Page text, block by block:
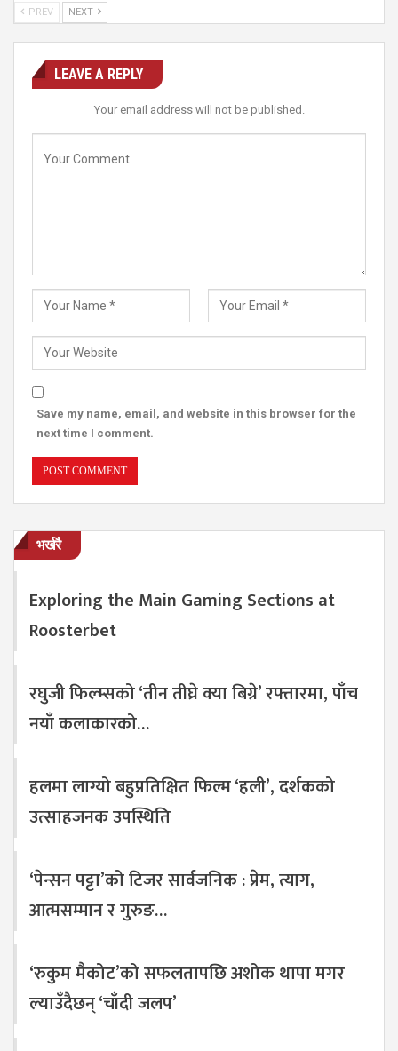
PREV NEXT
LEAVE A REPLY
Your email address will not be published.
Save my name, email, and website in this browser for the
next time I comment.
भर्खरै
Exploring the Main Gaming Sections at
Roosterbet
रघुजी फिल्म्सको ‘तीन तीघ्रे क्या बिग्रे’ रफ्तारमा, पाँच
नयाँ कलाकारको…
हलमा लाग्यो बहुप्रतिक्षित फिल्म ‘हली’, दर्शकको
उत्साहजनक उपस्थिति
‘पेन्सन पट्टा’को टिजर सार्वजनिक : प्रेम, त्याग,
आत्मसम्मान र गुरुङ…
‘रुकुम मैकोट’को सफलतापछि अशोक थापा मगर
ल्याउँदैछन् ‘चाँदी जलप’